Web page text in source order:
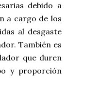
debido a
a cargo de los
al desgaste
También es
que duren
y proporción